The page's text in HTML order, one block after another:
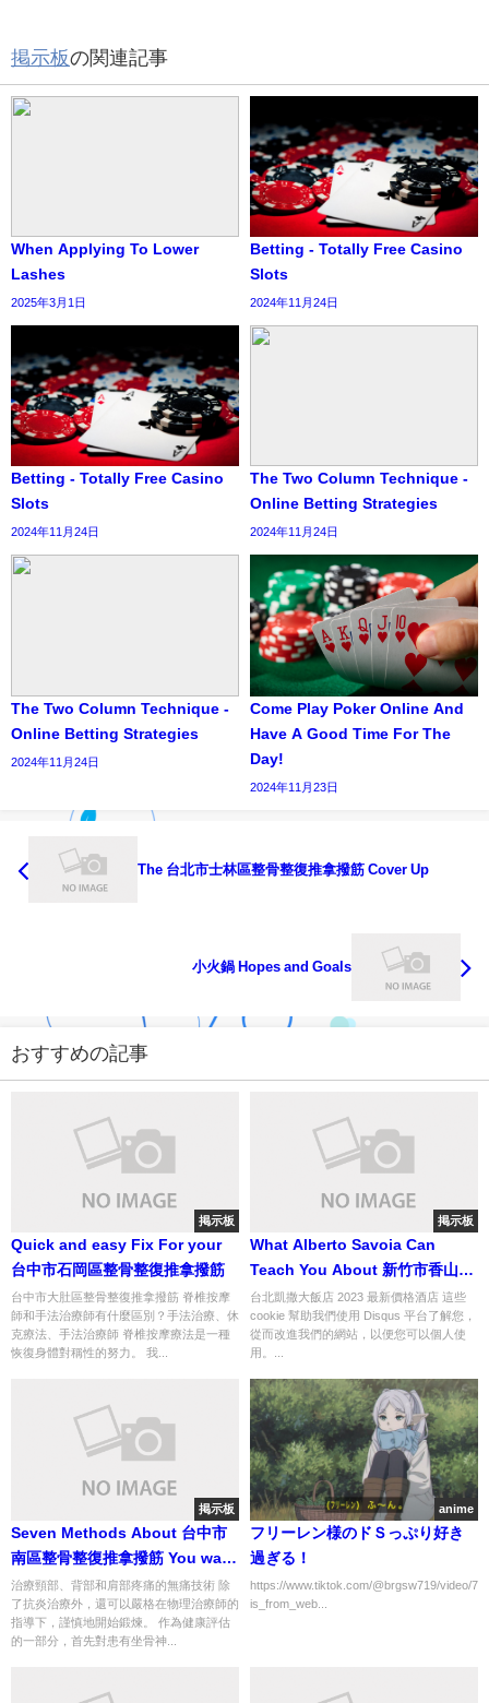
掲示板の関連記事
When Applying To Lower
Lashes
2025年3月1日
Betting - Totally Free Casino
Slots
2024年11月24日
Betting - Totally Free Casino
Slots
2024年11月24日
The Two Column Technique -
Online Betting Strategies
2024年11月24日
The Two Column Technique -
Online Betting Strategies
2024年11月24日
Come Play Poker Online And
Have A Good Time For The
Day!
2024年11月23日
The 台北市士林區整骨整復推拿撥筋 Cover Up
小火鍋 Hopes and Goals
おすすめの記事
掲示板
Quick and easy Fix For your
台中市石岡區整骨整復推拿撥筋
台中市大肚區整骨整復推拿撥筋 脊椎按摩
師和手法治療師有什麼區別？手法治療、休
克療法、手法治療師 脊椎按摩療法是一種
恢復身體對稱性的努力。 我...
掲示板
What Alberto Savoia Can
Teach You About 新竹市香山區
整骨整復推拿撥筋
台北凱撒大飯店 2023 最新價格酒店 這些
cookie 幫助我們使用 Disqus 平台了解您，
從而改進我們的網站，以便您可以個人使
用。...
掲示板
Seven Methods About 台中市
南區整骨整復推拿撥筋 You want
You Knew Before
治療頸部、背部和肩部疼痛的無痛技術 除
了抗炎治療外，還可以嚴格在物理治療師的
指導下，謹慎地開始鍛煉。 作為健康評估
的一部分，首先對患有坐骨神...
anime
フリーレン様のドＳっぷり好き
過ぎる！
https://www.tiktok.com/@brgsw719/video/
is_from_web...